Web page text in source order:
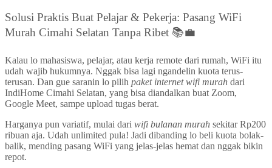
Solusi Praktis Buat Pelajar & Pekerja: Pasang WiFi
Murah Cimahi Selatan Tanpa Ribet 📚💼
Kalau lo mahasiswa, pelajar, atau kerja remote dari rumah, WiFi itu
udah wajib hukumnya. Nggak bisa lagi ngandelin kuota terus-
terusan. Dan gue saranin lo pilih paket internet wifi murah dari
IndiHome Cimahi Selatan, yang bisa diandalkan buat Zoom,
Google Meet, sampe upload tugas berat.
Harganya pun variatif, mulai dari wifi bulanan murah sekitar Rp200
ribuan aja. Udah unlimited pula! Jadi dibanding lo beli kuota bolak-
balik, mending pasang WiFi yang jelas-jelas hemat dan nggak bikin
repot.